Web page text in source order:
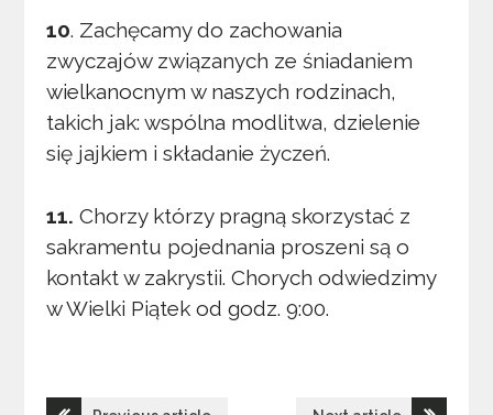
10. Zachęcamy do zachowania
zwyczajów związanych ze śniadaniem
wielkanocnym w naszych rodzinach,
takich jak: wspólna modlitwa, dzielenie
się jajkiem i składanie życzeń.
11. Chorzy którzy pragną skorzystać z
sakramentu pojednania proszeni są o
kontakt w zakrystii. Chorych odwiedzimy
w Wielki Piątek od godz. 9:00.